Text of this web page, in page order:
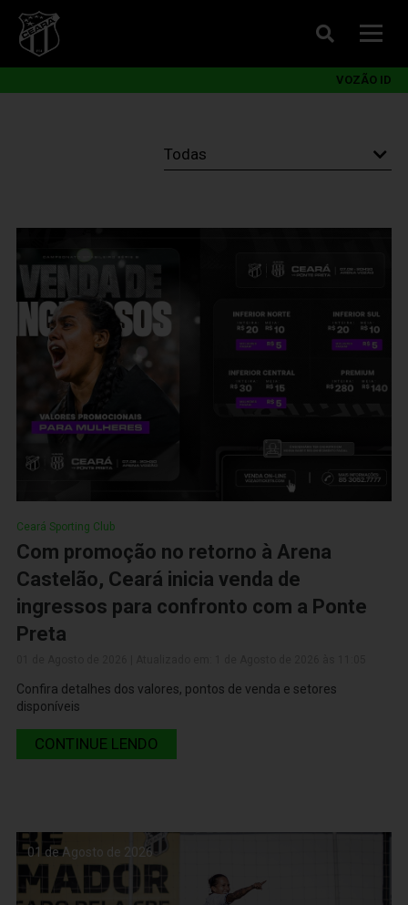
VOZÃO ID
Ceará Sporting Club
Com promoção no retorno à Arena
Castelão, Ceará inicia venda de
ingressos para confronto com a Ponte
Preta
Confira detalhes dos valores, pontos de venda e setores
disponíveis
CONTINUE LENDO
01 de Agosto de 2026